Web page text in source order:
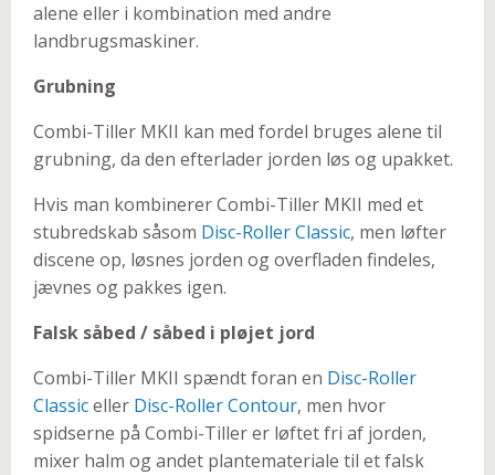
alene eller i kombination med andre
landbrugsmaskiner.
Grubning
Combi-Tiller MKII kan med fordel bruges alene til
grubning, da den efterlader jorden løs og upakket.
Hvis man kombinerer Combi-Tiller MKII med et
stubredskab såsom Disc-Roller Classic, men løfter
discene op, løsnes jorden og overfladen findeles,
jævnes og pakkes igen.
Falsk såbed / såbed i pløjet jord
Combi-Tiller MKII spændt foran en Disc-Roller
Classiceller Disc-Roller Contour, men hvor
spidserne på Combi-Tiller er løftet fri af jorden,
mixer halm og andet plantemateriale til et falsk